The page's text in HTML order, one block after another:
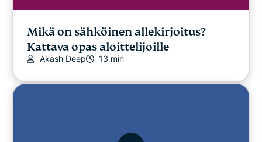
Mikä on sähköinen allekirjoitus?
Kattava opas aloittelijoille
Akash Deep 13 min